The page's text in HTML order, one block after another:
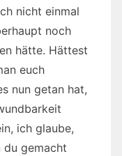
nicht einmal
noch
hätte. Hättest
euch
nun getan hat,
ich glaube,
du gemacht